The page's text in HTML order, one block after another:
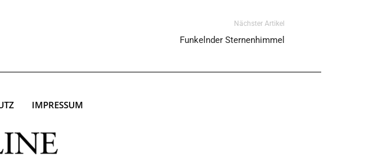
Nächster Artikel
Funkelnder Sternenhimmel
IMPRESSUM